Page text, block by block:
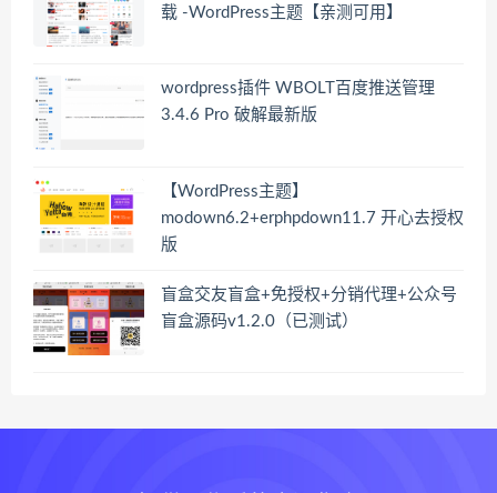
载 -WordPress主题【亲测可用】
wordpress插件 WBOLT百度推送管理
3.4.6 Pro 破解最新版
【WordPress主题】
modown6.2+erphpdown11.7 开心去授权
版
盲盒交友盲盒+免授权+分销代理+公众号
盲盒源码v1.2.0（已测试）